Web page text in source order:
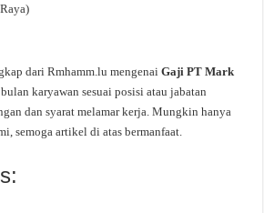
dari Rmhamm.lu mengenaiGaji PT Mark
karyawan sesuai posisi atau jabatan
dan syarat melamar kerja. Mungkin hanya
semoga artikel di atas bermanfaat.